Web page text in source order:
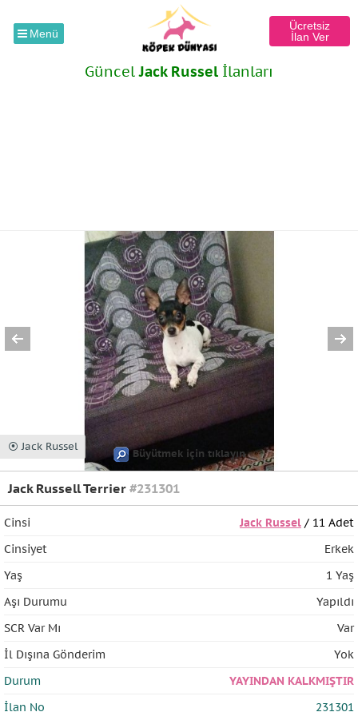
Menü
Ücretsiz
İlan Ver
GüncelJack Russel İlanları
⦿ Jack Russel
Büyütmek için tıklayın
Jack Russell Terrier #231301
Cinsi Jack Russel/ 11 Adet
Cinsiyet
Erkek
Yaş
1 Yaş
Aşı Durumu
Yapıldı
SCR Var Mı
Var
İl Dışına Gönderim
Yok
Durum
YAYINDAN KALKMIŞTIR
İlan No
231301